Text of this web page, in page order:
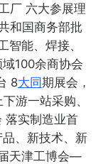
厂 六大参展理
和国商务部批
智能、焊接、
100余商协会
8大同期展会，
游一站采购、
落实制造业首
、新技术、新
天津工博会—